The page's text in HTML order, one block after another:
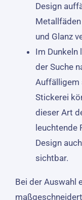
Design
und Glanz
Im Dunkeln
der Suche
Auffälligem
Stickerei
dieser Art
leuchtende
Design
sichtbar.
Bei der Auswahl